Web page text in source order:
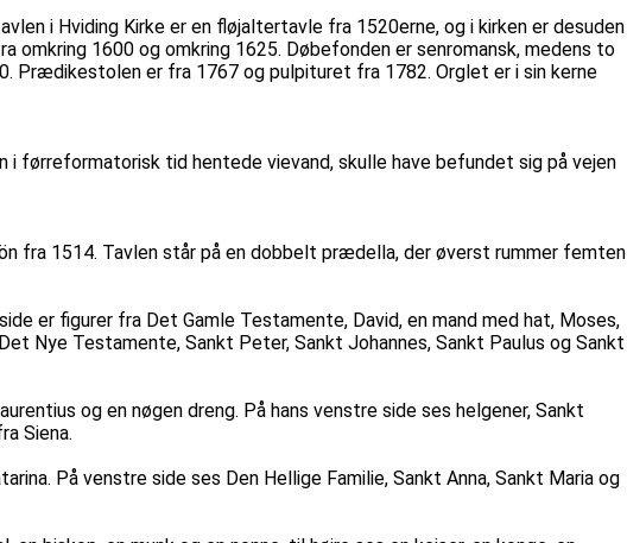
i Hviding Kirke er en fløjaltertavle fra 1520erne, og i kirken er desuden
1600 og omkring 1625. Døbefonden er senromansk, medens to
Prædikestolen er fra 1767 og pulpituret fra 1782. Orglet er i sin kerne
i førreformatorisk tid hentede vievand, skulle have befundet sig på vejen
fra 1514. Tavlen står på en dobbelt prædella, der øverst rummer femten
er figurer fra Det Gamle Testamente, David, en mand med hat, Moses,
Nye Testamente, Sankt Peter, Sankt Johannes, Sankt Paulus og Sankt
og en nøgen dreng. På hans venstre side ses helgener, Sankt
Siena.
På venstre side ses Den Hellige Familie, Sankt Anna, Sankt Maria og